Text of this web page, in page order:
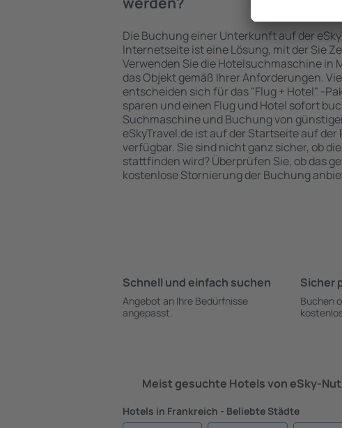
Die Buchung einer Unterkunft auf der
Internetseite ist eine Lösung, mit der Sie
Verwenden Sie die Hotelsuchmaschine in
das Objekt gemäß Ihrer Anforderungen.
entscheiden sich für das "Flug + Hotel" -
sparen und einen Flug und Hotel sofort
Suchmaschine und Buchung von
eSkyTravel.de ist auf der Startseite auf
verfügbar. Sie sind nicht ganz sicher, ob
stattfinden wird? Überprüfen Sie, ob das
kostenlose Stornierung der Buchung
Schnell und einfach suchen
Angebot an Ihre Bedürfnisse
angepasst.
Sicher
Buchen
Meist gesuchte Hotels von eSky-
Hotels in Frankreich - Beliebte Städte